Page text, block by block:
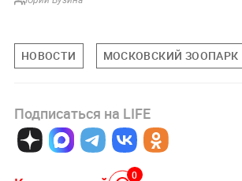
НОВОСТИ МОСКОВСКИЙ ЗООПАРК
Подписаться на LIFE
0